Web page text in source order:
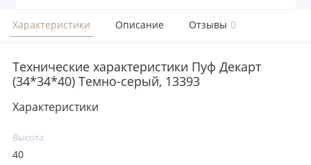
Характеристики Описание Отзывы 0
Технические характеристики Пуф Декарт
(34*34*40) Темно-серый, 13393
Характеристики
Высота
40